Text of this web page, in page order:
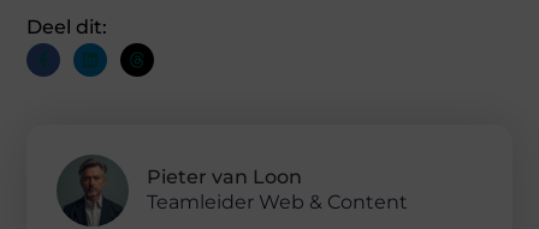
Deel dit:
Pieter van Loon
Teamleider Web & Content